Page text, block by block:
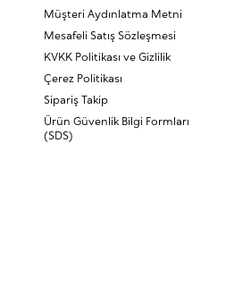
Müşteri Aydınlatma Metni
Mesafeli Satış Sözleşmesi
KVKK Politikası ve Gizlilik
Çerez Politikası
Sipariş Takip
Ürün Güvenlik Bilgi Formları
(SDS)